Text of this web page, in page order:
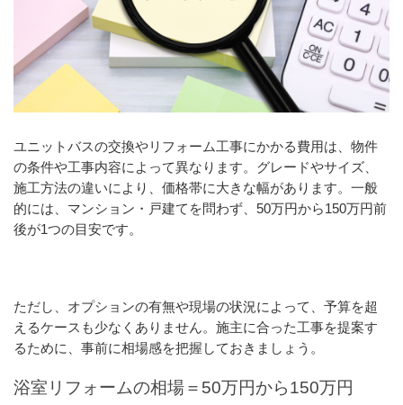
ユニットバスの交換やリフォーム工事にかかる費用は、物件
の条件や工事内容によって異なります。グレードやサイズ、
施工方法の違いにより、価格帯に大きな幅があります。一般
的には、マンション・戸建てを問わず、50万円から150万円前
後が1つの目安です。
ただし、オプションの有無や現場の状況によって、予算を超
えるケースも少なくありません。施主に合った工事を提案す
るために、事前に相場感を把握しておきましょう。
浴室リフォームの相場＝50万円から150万円